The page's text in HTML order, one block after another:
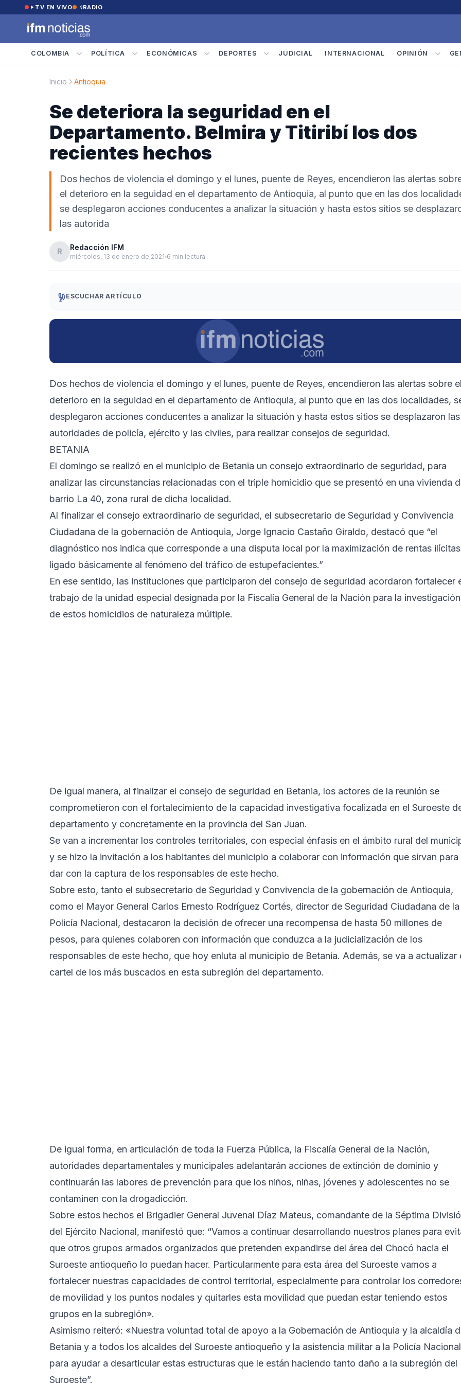
Saltar al contenido
TV EN VIVO RADIO
COLOMBIA POLÍTICA ECONÓMICAS DEPORTES JUDICIAL INTERNACIONAL OPINIÓN
Inicio Antioquia
Se deteriora la seguridad en el
Departamento. Belmira y Titiribí los dos
recientes hechos
Dos hechos de violencia el domingo y el lunes, puente de Reyes, encendieron las alertas
el deterioro en la seguidad en el departamento de Antioquia, al punto que en las dos
se desplegaron acciones conducentes a analizar la situación y hasta estos sitios se
las autorida
R Redacción IFM
miércoles, 13 de enero de 2021 6 min lectura
ESCUCHAR ARTÍCULO
Dos hechos de violencia el domingo y el lunes, puente de Reyes, encendieron las alertas sobre el
deterioro en la seguidad en el departamento de Antioquia, al punto que en las dos localidades,
desplegaron acciones conducentes a analizar la situación y hasta estos sitios se desplazaron las
autoridades de policía, ejército y las civiles, para realizar consejos de seguridad.
BETANIA
El domingo se realizó en el municipio de Betania un consejo extraordinario de seguridad, para
analizar las circunstancias relacionadas con el triple homicidio que se presentó en una vivienda
barrio La 40, zona rural de dicha localidad.
Al finalizar el consejo extraordinario de seguridad, el subsecretario de Seguridad y Convivencia
Ciudadana de la gobernación de Antioquia, Jorge Ignacio Castaño Giraldo, destacó que “el
diagnóstico nos indica que corresponde a una disputa local por la maximización de rentas
ligado básicamente al fenómeno del tráfico de estupefacientes.”
En ese sentido, las instituciones que participaron del consejo de seguridad acordaron fortalecer
trabajo de la unidad especial designada por la Fiscalía General de la Nación para la investigación
de estos homicidios de naturaleza múltiple.
De igual manera, al finalizar el consejo de seguridad en Betania, los actores de la reunión se
comprometieron con el fortalecimiento de la capacidad investigativa focalizada en el Suroeste
departamento y concretamente en la provincia del San Juan.
Se van a incrementar los controles territoriales, con especial énfasis en el ámbito rural del
y se hizo la invitación a los habitantes del municipio a colaborar con información que sirvan para
dar con la captura de los responsables de este hecho.
Sobre esto, tanto el subsecretario de Seguridad y Convivencia de la gobernación de Antioquia,
como el Mayor General Carlos Ernesto Rodríguez Cortés, director de Seguridad Ciudadana de la
Policía Nacional, destacaron la decisión de ofrecer una recompensa de hasta 50 millones de
pesos, para quienes colaboren con información que conduzca a la judicialización de los
responsables de este hecho, que hoy enluta al municipio de Betania. Además, se va a actualizar
cartel de los más buscados en esta subregión del departamento.
De igual forma, en articulación de toda la Fuerza Pública, la Fiscalía General de la Nación,
autoridades departamentales y municipales adelantarán acciones de extinción de dominio y
continuarán las labores de prevención para que los niños, niñas, jóvenes y adolescentes no se
contaminen con la drogadicción.
Sobre estos hechos el Brigadier General Juvenal Díaz Mateus, comandante de la Séptima
del Ejército Nacional, manifestó que: “Vamos a continuar desarrollando nuestros planes para
que otros grupos armados organizados que pretenden expandirse del área del Chocó hacia el
Suroeste antioqueño lo puedan hacer. Particularmente para esta área del Suroeste vamos a
fortalecer nuestras capacidades de control territorial, especialmente para controlar los
de movilidad y los puntos nodales y quitarles esta movilidad que puedan estar teniendo estos
grupos en la subregión».
Asimismo reiteró: «Nuestra voluntad total de apoyo a la Gobernación de Antioquia y la alcaldía
Betania y a todos los alcaldes del Suroeste antioqueño y la asistencia militar a la Policía Nacional
para ayudar a desarticular estas estructuras que le están haciendo tanto daño a la subregión del
Suroeste”.